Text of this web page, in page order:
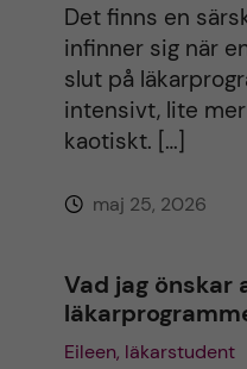
Det finns en
infinner sig när
slut på
intensivt, lite
kaotiskt. […]
maj 25, 2026
Vad jag önskar
Eileen, läkarstudent